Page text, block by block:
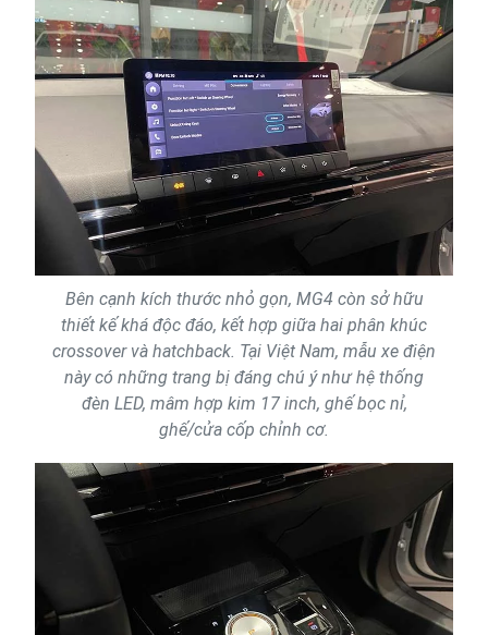
Bên cạnh kích thước nhỏ gọn, MG4 còn sở hữu
thiết kế khá độc đáo, kết hợp giữa hai phân khúc
crossover và hatchback. Tại Việt Nam, mẫu xe điện
này có những trang bị đáng chú ý như hệ thống
đèn LED, mâm hợp kim 17 inch, ghế bọc nỉ,
ghế/cửa cốp chỉnh cơ.